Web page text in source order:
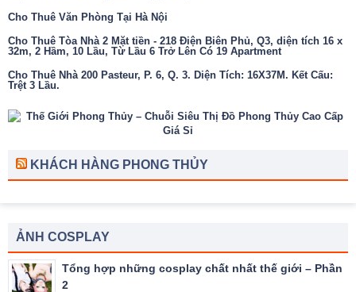
Cho Thuê Văn Phòng Tại Hà Nội
Cho Thuê Tòa Nhà 2 Mặt tiền - 218 Điện Biên Phủ, Q3, diện tích 16 x
32m, 2 Hầm, 10 Lầu, Từ Lầu 6 Trở Lên Có 19 Apartment
Cho Thuê Nhà 200 Pasteur, P. 6, Q. 3. Diện Tích: 16X37M. Kết Cấu:
Trệt 3 Lầu.
KHÁCH HÀNG PHONG THỦY
ẢNH COSPLAY
Tổng hợp những cosplay chất nhất thế giới – Phần
2